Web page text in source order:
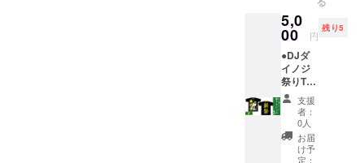
幌公演
に間に
合うよ
う
2022/6/
16(木)
までに
ご支援
いただ
いた方
5,0
00 円
残り5
●DJダ
イノジ
祭りT
シャツ
(黄色/M)
で応
援！ (5
￥5,000
支援
者：
0人
お届
け予
定：